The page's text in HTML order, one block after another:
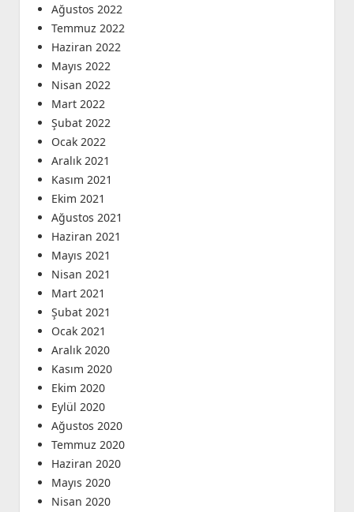
Ağustos 2022
Temmuz 2022
Haziran 2022
Mayıs 2022
Nisan 2022
Mart 2022
Şubat 2022
Ocak 2022
Aralık 2021
Kasım 2021
Ekim 2021
Ağustos 2021
Haziran 2021
Mayıs 2021
Nisan 2021
Mart 2021
Şubat 2021
Ocak 2021
Aralık 2020
Kasım 2020
Ekim 2020
Eylül 2020
Ağustos 2020
Temmuz 2020
Haziran 2020
Mayıs 2020
Nisan 2020